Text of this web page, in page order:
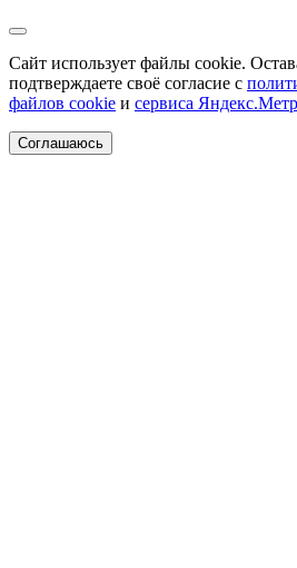
Сайт использует файлы cookie.
подтверждаете своё согласие с
файлов cookie и сервиса
Соглашаюсь